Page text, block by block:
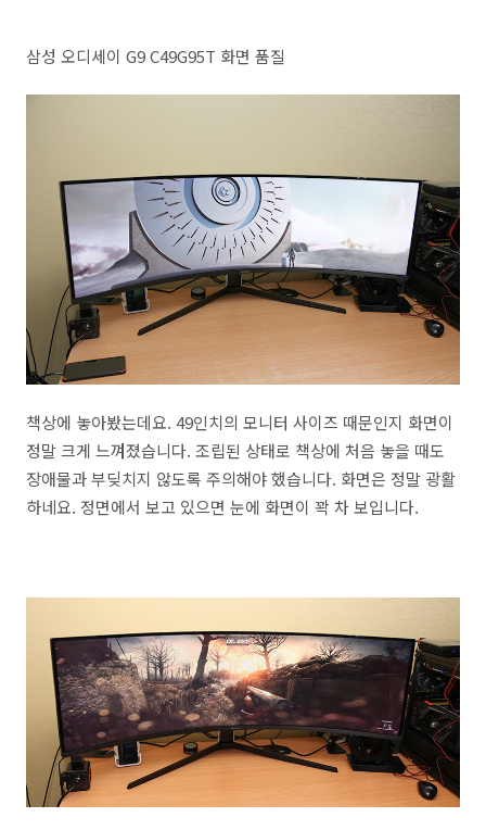
삼성 오디세이 G9 C49G95T 화면 품질
책상에 놓아봤는데요. 49인치의 모니터 사이즈 때문인지 화면이
정말 크게 느껴졌습니다. 조립된 상태로 책상에 처음 놓을 때도
장애물과 부딪치지 않도록 주의해야 했습니다. 화면은 정말 광활
하네요. 정면에서 보고 있으면 눈에 화면이 꽉 차 보입니다.